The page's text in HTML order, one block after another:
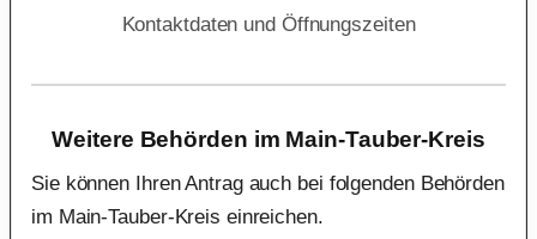
Kontaktdaten und Öffnungszeiten
Weitere Behörden im Main-Tauber-Kreis
Sie können Ihren Antrag auch bei folgenden Behörden
im Main-Tauber-Kreis einreichen.